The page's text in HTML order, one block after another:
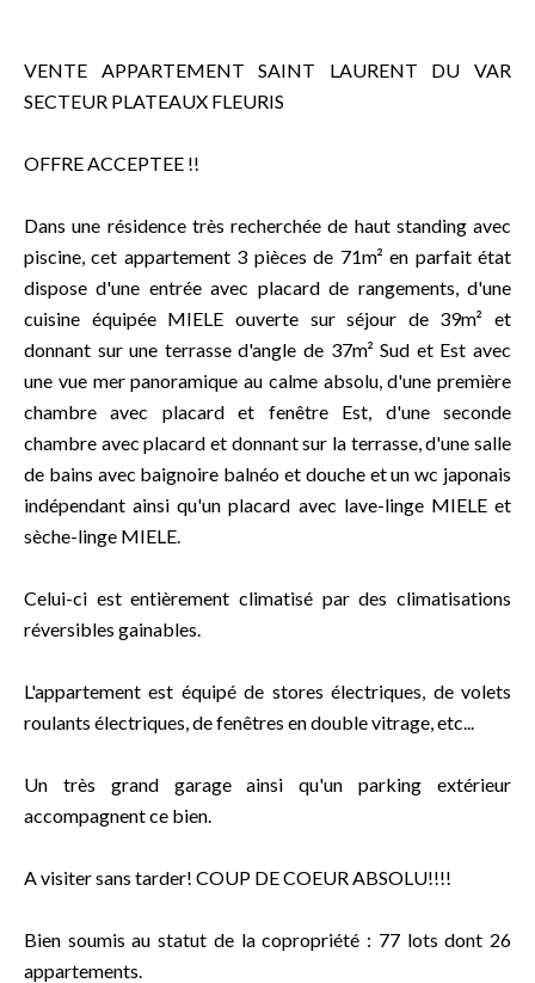
VENTE APPARTEMENT SAINT LAURENT DU VAR
SECTEUR PLATEAUX FLEURIS
OFFRE ACCEPTEE !!
Dans une résidence très recherchée de haut standing avec
piscine, cet appartement 3 pièces de 71m² en parfait état
dispose d'une entrée avec placard de rangements, d'une
cuisine équipée MIELE ouverte sur séjour de 39m² et
donnant sur une terrasse d'angle de 37m² Sud et Est avec
une vue mer panoramique au calme absolu, d'une première
chambre avec placard et fenêtre Est, d'une seconde
chambre avec placard et donnant sur la terrasse, d'une salle
de bains avec baignoire balnéo et douche et un wc japonais
indépendant ainsi qu'un placard avec lave-linge MIELE et
sèche-linge MIELE.
Celui-ci est entièrement climatisé par des climatisations
réversibles gainables.
L'appartement est équipé de stores électriques, de volets
roulants électriques, de fenêtres en double vitrage, etc...
Un très grand garage ainsi qu'un parking extérieur
accompagnent ce bien.
A visiter sans tarder! COUP DE COEUR ABSOLU!!!!
Bien soumis au statut de la copropriété : 77 lots dont 26
appartements.